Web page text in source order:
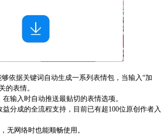
依据关键词自动生成一系列表情包，当输入“加
的表情。
输入时自动推送最贴切的表情选项。
分成的全流程支持，目前已有超100位原创作者入
无网络时也能顺畅使用。